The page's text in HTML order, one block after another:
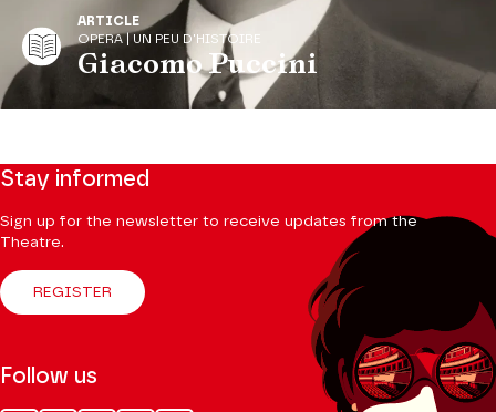
ARTICLE
OPERA | UN PEU D'HISTOIRE
Giacomo Puccini
Stay informed
Sign up for the newsletter to receive updates from the
Theatre.
REGISTER
Follow us